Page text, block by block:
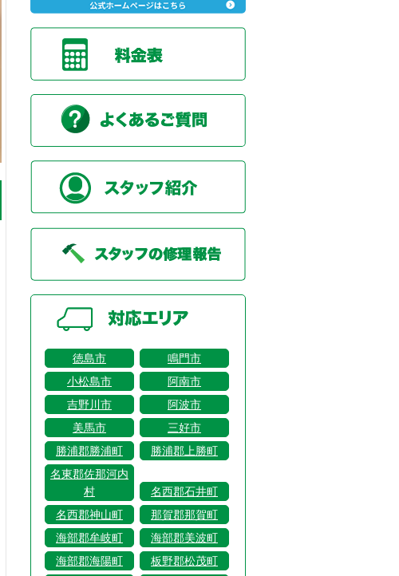
徳島市
鳴門市
小松島市
阿南市
吉野川市
阿波市
美馬市
三好市
勝浦郡勝浦町
勝浦郡上勝町
名東郡佐那河内
村
名西郡石井町
名西郡神山町
那賀郡那賀町
海部郡牟岐町
海部郡美波町
海部郡海陽町
板野郡松茂町